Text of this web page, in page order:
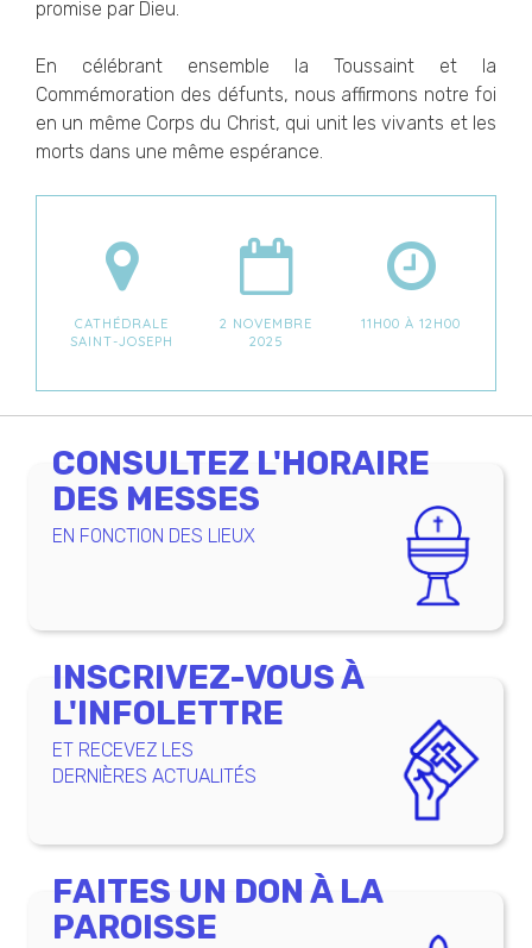
promise par Dieu.
En célébrant ensemble la Toussaint et la
Commémoration des défunts, nous affirmons notre foi
en un même Corps du Christ, qui unit les vivants et les
morts dans une même espérance.
CATHÉDRALE
SAINT-JOSEPH
2 NOVEMBRE
2025
11H00 À 12H00
CONSULTEZ L'HORAIRE
DES MESSES
EN FONCTION DES LIEUX
INSCRIVEZ-VOUS À
L'INFOLETTRE
ET RECEVEZ LES
DERNIÈRES ACTUALITÉS
FAITES UN DON À LA
PAROISSE